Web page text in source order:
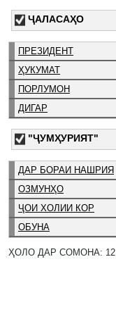
ҶАЛАСАҲО
ПРЕЗИДЕНТ
ҲУКУМАТ
ПОРЛУМОН
ДИГАР
"ҶУМҲУРИЯТ"
ДАР БОРАИ НАШРИЯ
ОЗМУНҲО
ҶОИ ХОЛИИ КОР
ОБУНА
ҲОЛО ДАР СОМОНА: 12